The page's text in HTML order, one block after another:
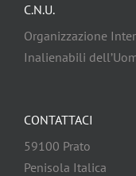
C.N.U.
Organizzazione
Inalienabili
CONTATTACI
59100 Prato
Penisola Italica